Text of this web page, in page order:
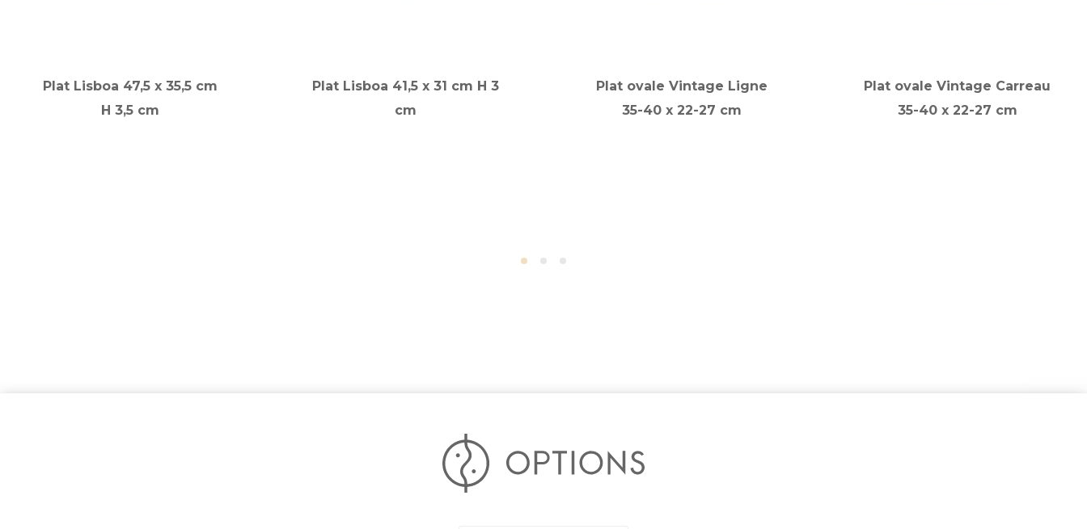
Plat Lisboa 47,5 x 35,5 cm
H 3,5 cm
Plat Lisboa 41,5 x 31 cm H 3
cm
Plat ovale Vintage Ligne
35-40 x 22-27 cm
Plat ovale Vintage Carreau
35-40 x 22-27 cm